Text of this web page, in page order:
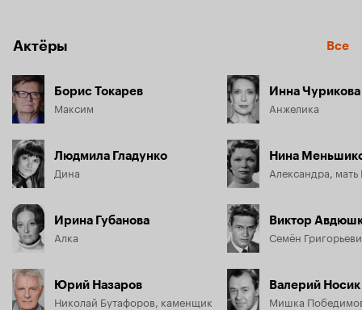
Актёры Все
Борис Токарев
Максим
Людмила Гладунко
Дина
Ирина Губанова
Алка
Юрий Назаров
Николай Бутафоров, каменщик
Инна Чурикова
Анжелика
Нина
Александра,
Виктор
Валерий Носик